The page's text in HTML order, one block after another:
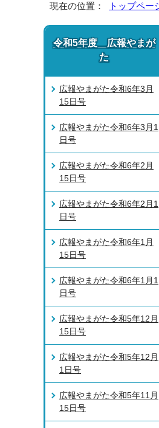
現在の位置： トップペー
令和5年度 広報やまが
た
広報やまがた令和6年3月
15日号
広報やまがた令和6年3月1
日号
広報やまがた令和6年2月
15日号
広報やまがた令和6年2月1
日号
広報やまがた令和6年1月
15日号
広報やまがた令和6年1月1
日号
広報やまがた令和5年12月
15日号
広報やまがた令和5年12月
1日号
広報やまがた令和5年11月
15日号